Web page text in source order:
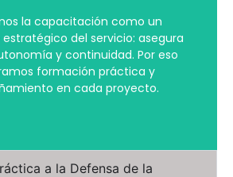
la capacitación como un
del servicio: asegura
y continuidad. Por eso
formación práctica y
en cada proyecto.
de la Competencia
la capacitación como un
del servicio: asegura
y continuidad. Por eso
a la Defensa de la